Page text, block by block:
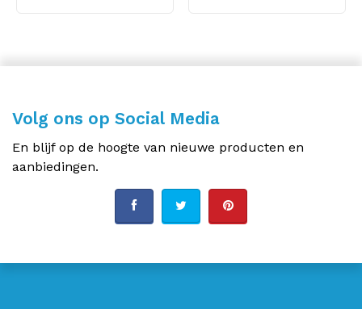
Volg ons op Social Media
En blijf op de hoogte van nieuwe producten en
aanbiedingen.